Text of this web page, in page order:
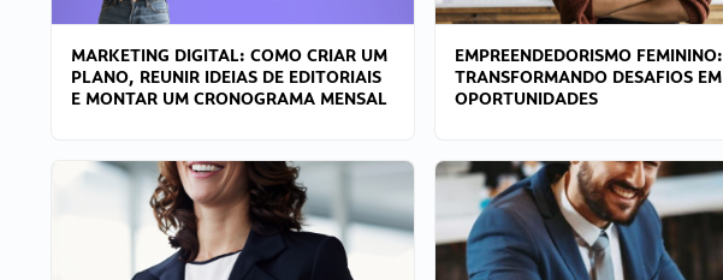
MARKETING DIGITAL: COMO CRIAR UM
PLANO, REUNIR IDEIAS DE EDITORIAIS
E MONTAR UM CRONOGRAMA MENSAL
EMPREENDEDORISMO FEMININO:
TRANSFORMANDO DESAFIOS EM
OPORTUNIDADES